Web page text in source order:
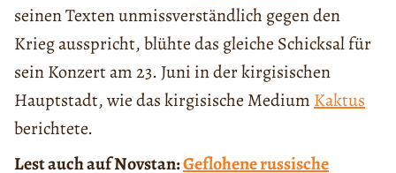
seinen Texten unmissverständlich gegen den
Krieg ausspricht, blühte das gleiche Schicksal für
sein Konzert am 23. Juni in der kirgisischen
Hauptstadt, wie das kirgisische Medium Kaktus
berichtete.
Lest auch auf Novstan:Geflohene russische